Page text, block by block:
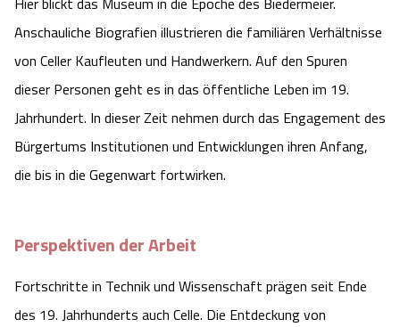
Anschauliche Biografien illustrieren die familiären Verhältnisse
von Celler Kaufleuten und Handwerkern. Auf den Spuren
dieser Personen geht es in das öffentliche Leben im 19.
Jahrhundert. In dieser Zeit nehmen durch das Engagement des
Bürgertums Institutionen und Entwicklungen ihren Anfang,
die bis in die Gegenwart fortwirken.
Perspektiven der Arbeit
Fortschritte in Technik und Wissenschaft prägen seit Ende
des 19. Jahrhunderts auch Celle. Die Entdeckung von